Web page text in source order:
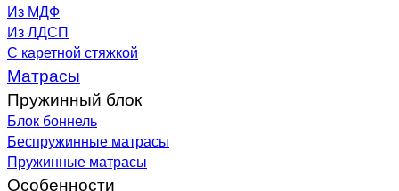
Из МДФ
Из ЛДСП
С каретной стяжкой
Матрасы
Пружинный блок
Блок боннель
Беспружинные матрасы
Пружинные матрасы
Особенности